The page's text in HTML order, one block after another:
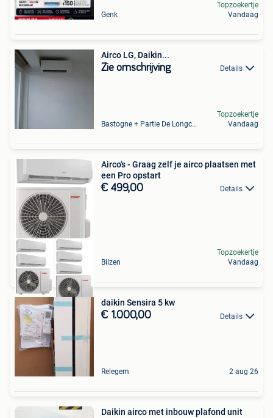
Genk
Topzoekertje
Vandaag
Airco LG, Daikin...
Zie omschrijving Details
Bastogne + Partie De Longchamps Et Sibret
Topzoekertje
Vandaag
Airco's - Graag zelf je airco plaatsen met
een Pro opstart
€ 499,00 Details
Bilzen
Topzoekertje
Vandaag
daikin Sensira 5 kw
€ 1.000,00 Details
Relegem 2 aug 26
Daikin airco met inbouw plafond unit